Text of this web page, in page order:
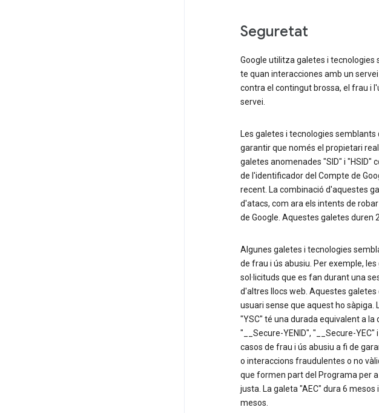
Seguretat
Google utilitza galetes i
te quan interacciones amb un
contra el contingut brossa, el frau i
servei.
Les galetes i tecnologies
garantir que només el propietari
galetes anomenades "SID" i
de l'identificador del Compte de
recent. La combinació d'aquestes
d'atacs, com ara els intents de
de Google. Aquestes galetes duren
Algunes galetes i tecnologies
de frau i ús abusiu. Per exemple,
sol·licituds que es fan durant una
d'altres llocs web. Aquestes
usuari sense que aquest ho
"YSC" té una durada equivalent a la
"__Secure-YENID", "__Secure-
casos de frau i ús abusiu a fi de
o interaccions fraudulentes o no
que formen part del Programa per
justa. La galeta "AEC" dura 6 mesos
mesos.